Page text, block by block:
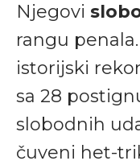
Njegovi
rangu
istorijski
sa 28
slobodnih
čuveni het-